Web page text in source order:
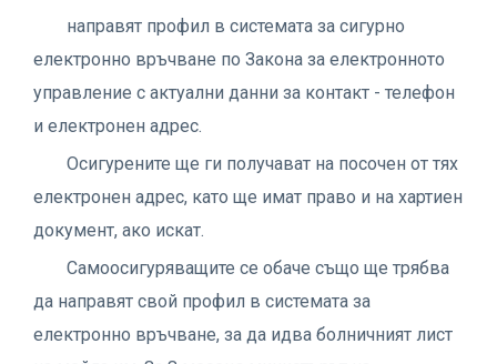
направят профил в системата за сигурно
електронно връчване по Закона за електронното
управление с актуални данни за контакт - телефон
и електронен адрес.
Осигурените ще ги получават на посочен от тях
електронен адрес, като ще имат право и на хартиен
документ, ако искат.
Самоосигуряващите се обаче също ще трябва
да направят свой профил в системата за
електронно връчване, за да идва болничният лист